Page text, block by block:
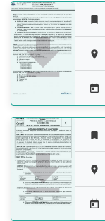







